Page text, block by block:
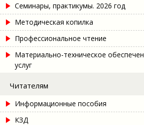
Семинары, практикумы. 2026 год
Методическая копилка
Профессиональное чтение
Материально-техническое
услуг
Читателям
Информационные пособия
КЗД